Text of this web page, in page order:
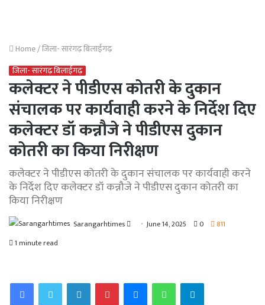
Home/जिला- सारंगढ़ बिलाईगढ़
जिला- सारंगढ़ बिलाईगढ़
कलेक्टर ने पीडीएस कोतरी के दुकान
संचालक पर कार्यवाही करने के निर्देश दिए
कलेक्टर डॉ कन्नौजे ने पीडीएस दुकान
कोतरी का किया निरीक्षण
कलेक्टर ने पीडीएस कोतरी के दुकान संचालक पर कार्यवाही करने
के निर्देश दिए कलेक्टर डॉ कन्नौजे ने पीडीएस दुकान कोतरी का
किया निरीक्षण
Sarangarhtimes
Send June 14, 2025 0
811
1 minute read
FacebookTwitterLinkedInPinterestMessengerWhatsAppTelegram